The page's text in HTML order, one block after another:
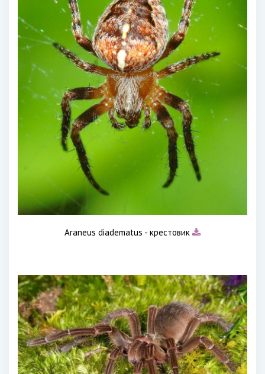
Araneus diadematus - крестовик